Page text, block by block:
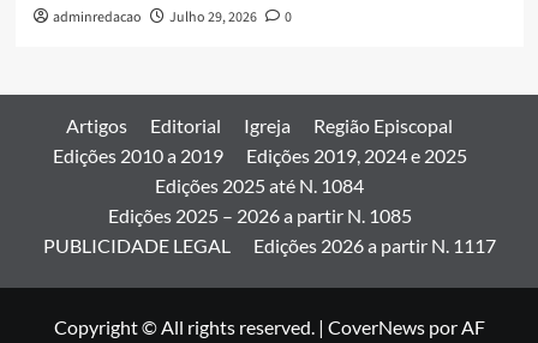
adminredacao Julho 29, 2026 0
Artigos Editorial Igreja
Região Episcopal
Edições 2010 a 2019
Edições 2019, 2024 e 2025
Edições 2025 até N. 1084
Edições 2025 – 2026 a partir N. 1085
PUBLICIDADE LEGAL
Edições 2026 a partir N. 1117
Copyright © All rights reserved. | CoverNewspor AF